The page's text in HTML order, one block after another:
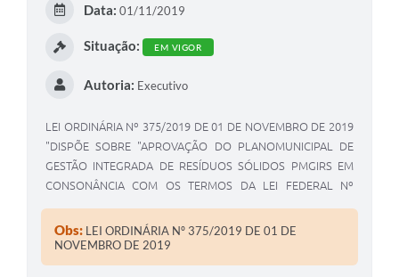
Data: 01/11/2019
Situação: EM VIGOR
Autoria: Executivo
LEI ORDINÁRIA Nº 375/2019 DE 01 DE NOVEMBRO DE 2019
"DISPÕE SOBRE "APROVAÇÃO DO PLANOMUNICIPAL DE
GESTÃO INTEGRADA DE RESÍDUOS SÓLIDOS PMGIRS EM
CONSONÂNCIA COM OS TERMOS DA LEI FEDERAL Nº
Municipal de Coronel Macedo, Estado de São Paulo, no uso
de suas atribuições legais
Obs: LEI ORDINÁRIA Nº 375/2019 DE 01 DE
NOVEMBRO DE 2019